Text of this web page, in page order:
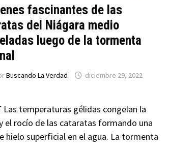
fascinantes de las
del Niágara medio
luego de la tormenta
Buscando La Verdad
diciembre 29, 2022
Las temperaturas gélidas congelan la
el rocío de las cataratas formando una
hielo superficial en el agua. La tormenta